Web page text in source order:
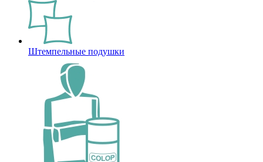
Штемпельные подушки